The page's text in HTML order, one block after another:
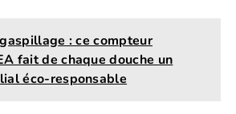
: ce compteur
fait de chaque douche un
éco-responsable